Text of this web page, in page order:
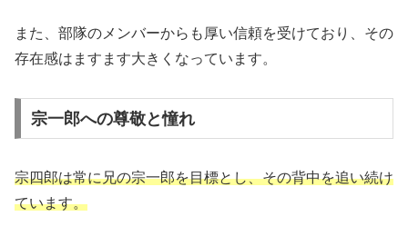
また、部隊のメンバーからも厚い信頼を受けており、その
存在感はますます大きくなっています。
宗一郎への尊敬と憧れ
宗四郎は常に兄の宗一郎を目標とし、その背中を追い続け
ています。